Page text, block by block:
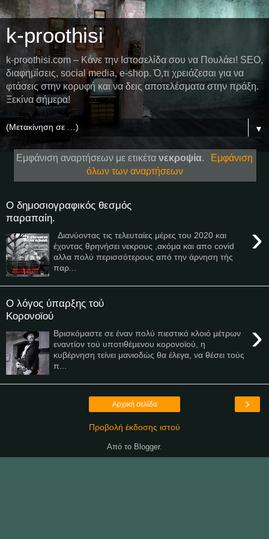
k-proothisi
k-proothisi.com – Κάνε την Ιστοσελίδα σου να Πουλάει! SEO,
διαφημίσεις, social media, e-shop. Ό,τι χρειάζεσαι για να
φτάσεις στην κορυφή και να δεις αποτελέσματα στην πράξη.
Ξεκίνα σήμερα!
▼
Εμφάνιση αναρτήσεων με ετικέτανεκροψία.
Εμφάνιση
όλων των αναρτήσεων
Ο δημοσιογραφικός θεσμός
παραπαίη.
›
Διανύοντας τις τελευταίες μέρες του 2020 και
έχοντας θρηνήσει νεκρους ,ακόμα και απο covid
αλλα πολύ περισσότερους από την άρνηση τής
παρ...
Ο λόγος ύπαρξης τού
Κορονοϊού
›
Βρισκόμαστε σε έναν πολύ πιεστικό κλοιό μέτρων
εναντίον τού υποτιθέμενου κορονοϊού, η
κυβέρνηση τείνει μανιοδώς θα έλεγα, να θέσει τούς
π...
›
Αρχική σελίδα
Προβολή έκδοσης ιστού
Από το Blogger.